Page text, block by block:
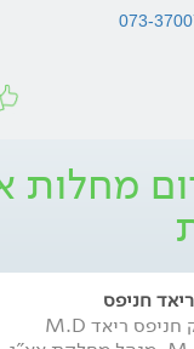
073-
מחלות
חניפס
ד"רק חניפס ריאד M.D